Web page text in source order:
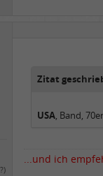
Zitat
USA, Band,
...und ich